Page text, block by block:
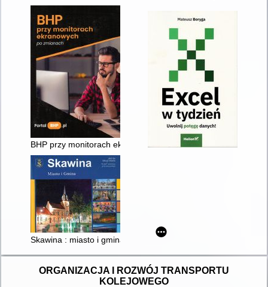
BHP przy monitorach ekranowych po zmianach
Skawina : miasto i gmina : 660 lat lokacji miasta = the 660th
ORGANIZACJA I ROZWÓJ TRANSPORTU
KOLEJOWEGO